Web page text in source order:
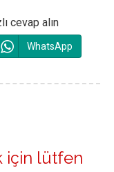
cevap alın
WhatsApp
için lütfen